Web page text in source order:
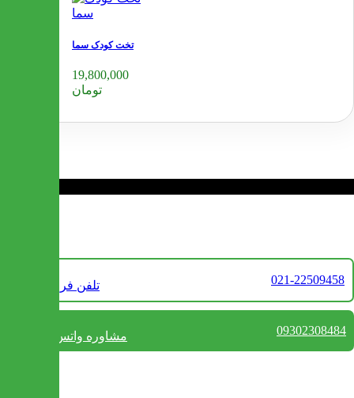
تخت کودک سما
19,800,000
تومان
تلفن فروش 021-22509458
مشاوره واتس آپ 09302308484